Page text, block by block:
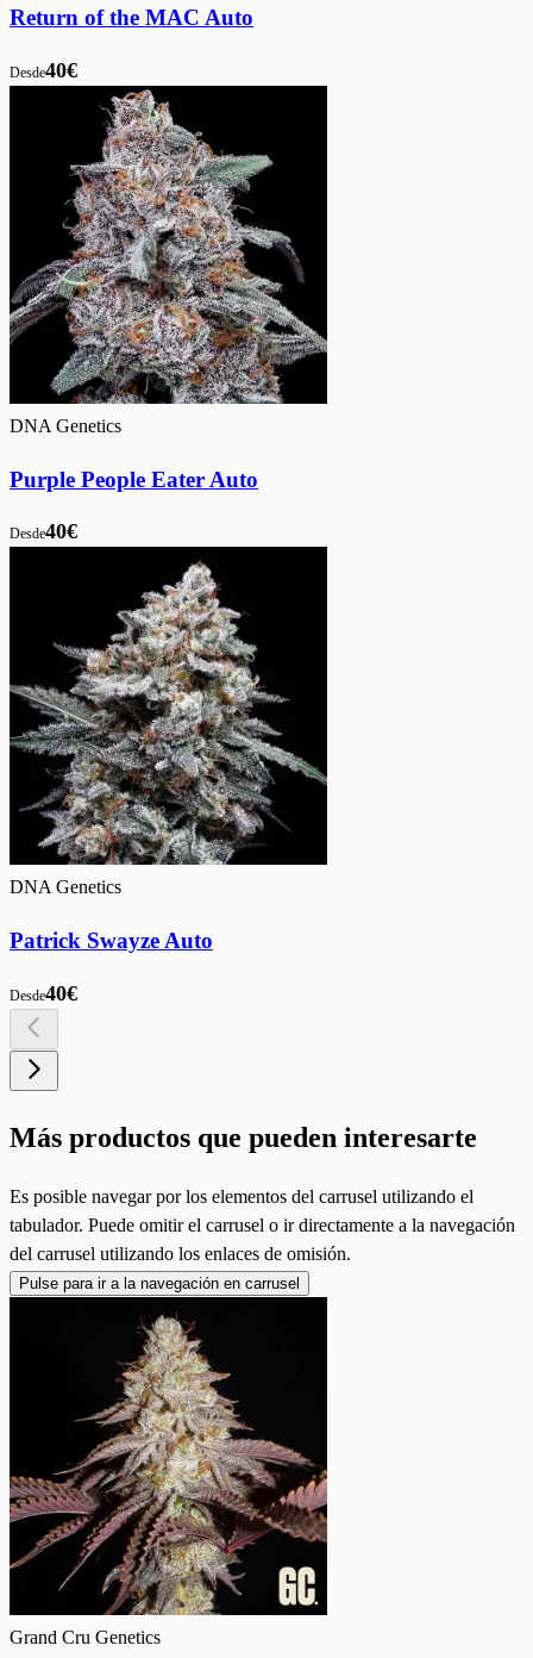
Return of the MAC Auto
Desde40€
DNA Genetics
Purple People Eater Auto
Desde40€
DNA Genetics
Patrick Swayze Auto
Desde40€
Más productos que pueden interesarte
Es posible navegar por los elementos del carrusel utilizando el
tabulador. Puede omitir el carrusel o ir directamente a la navegación
del carrusel utilizando los enlaces de omisión.
Pulse para ir a la navegación en carrusel
Grand Cru Genetics